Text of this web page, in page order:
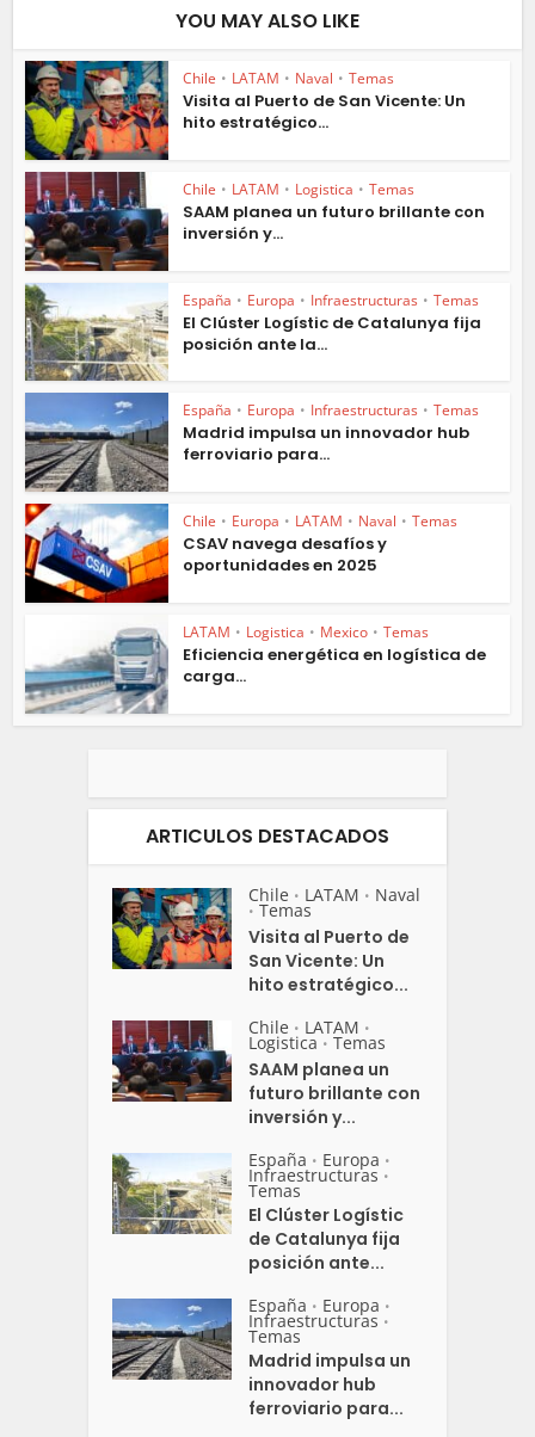
YOU MAY ALSO LIKE
Chile • LATAM • Naval • Temas
Visita al Puerto de San Vicente: Un
hito estratégico...
Chile • LATAM • Logistica • Temas
SAAM planea un futuro brillante con
inversión y...
España • Europa • Infraestructuras • Temas
El Clúster Logístic de Catalunya fija
posición ante la...
España • Europa • Infraestructuras • Temas
Madrid impulsa un innovador hub
ferroviario para...
Chile • Europa • LATAM • Naval • Temas
CSAV navega desafíos y
oportunidades en 2025
LATAM • Logistica • Mexico • Temas
Eficiencia energética en logística de
carga...
ARTICULOS DESTACADOS
Chile • LATAM • Naval
• Temas
Visita al Puerto de
San Vicente: Un
hito estratégico...
Chile • LATAM •
Logistica • Temas
SAAM planea un
futuro brillante con
inversión y...
España • Europa •
Infraestructuras •
Temas
El Clúster Logístic
de Catalunya fija
posición ante...
España • Europa •
Infraestructuras •
Temas
Madrid impulsa un
innovador hub
ferroviario para...